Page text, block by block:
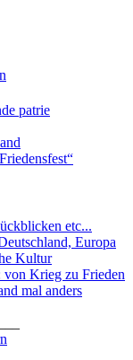
patrie
etc...
Europa
Kultur
von Krieg zu Frieden
mal anders